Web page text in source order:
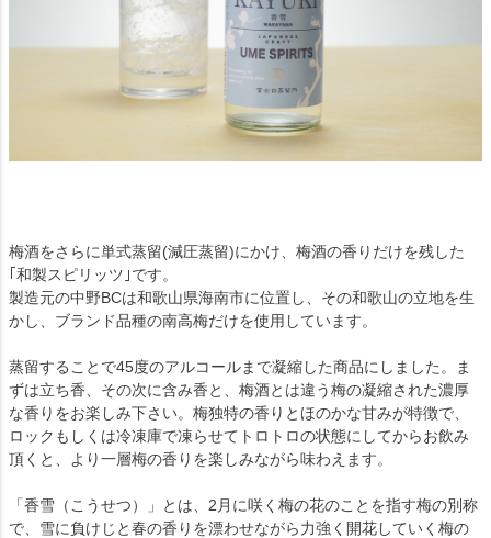
梅酒をさらに単式蒸留(減圧蒸留)にかけ、梅酒の香りだけを残した
｢和製スピリッツ｣です。
製造元の中野BCは和歌山県海南市に位置し、その和歌山の立地を生
かし、ブランド品種の南高梅だけを使用しています。
蒸留することで45度のアルコールまで凝縮した商品にしました。ま
ずは立ち香、その次に含み香と、梅酒とは違う梅の凝縮された濃厚
な香りをお楽しみ下さい。梅独特の香りとほのかな甘みが特徴で、
ロックもしくは冷凍庫で凍らせてトロトロの状態にしてからお飲み
頂くと、より一層梅の香りを楽しみながら味わえます。
「香雪（こうせつ）」とは、2月に咲く梅の花のことを指す梅の別称
で、雪に負けじと春の香りを漂わせながら力強く開花していく梅の